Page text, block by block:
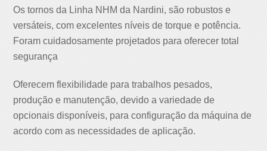
Os tornos da Linha NHM da Nardini, são robustos e
versáteis, com excelentes níveis de torque e potência.
Foram cuidadosamente projetados para oferecer total
segurança
Oferecem flexibilidade para trabalhos pesados,
produção e manutenção, devido a variedade de
opcionais disponíveis, para configuração da máquina de
acordo com as necessidades de aplicação.